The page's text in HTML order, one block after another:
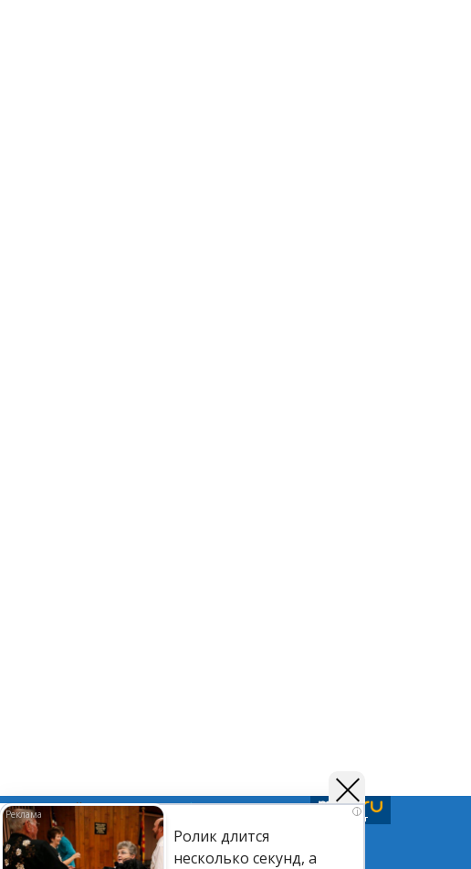
i
Ролик длится
несколько секунд, а
Подписывайтесь на нас вTelegram,ДзениВк